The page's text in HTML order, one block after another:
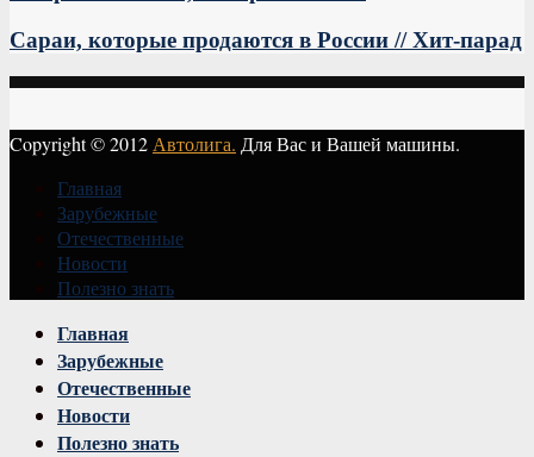
Сараи, которые продаются в России // Хит-парад
Copyright © 2012 Автолига. Для Вас и Вашей машины.
Главная
Зарубежные
Отечественные
Новости
Полезно знать
Главная
Зарубежные
Отечественные
Новости
Полезно знать